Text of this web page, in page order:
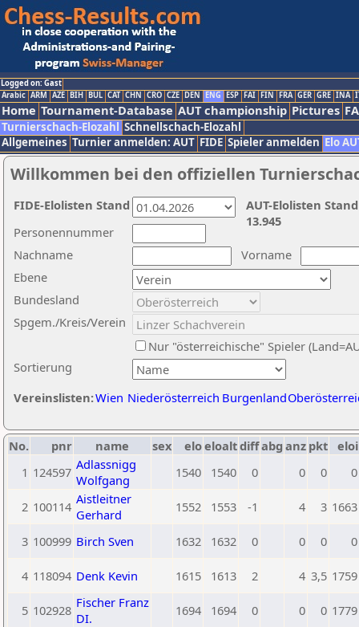
Logged on: Gast
Arabic ARM AZE BIH BUL CAT CHN CRO CZE DEN ENG ESP FAI FIN FRA GER GRE INA
Home Tournament-Database AUT championship Pictures
Turnierschach-Elozahl Schnellschach-Elozahl
Allgemeines Turnier anmelden: AUT FIDE Spieler anmelden Elo
Willkommen bei den offiziellen
Nachname
Vorname
Ebene
Sortierung
Personennummer
Bundesland
Spgem./Kreis/Verein
Nur "österreichische" Spieler
Vereinslisten:Wien Niederösterreich Burgenland
AUT-Elolisten
13.945
FIDE-Elolisten Stand
No. pnr name sex eloeloaltdiffabg anz pkt eloi
1 124597 Adlassnigg
Wolfgang
1540 1540 0 0 0 0
2 100114 Aistleitner
Gerhard
1552 1553 -1 4 3 1663
3 100999 Birch Sven 1632 1632 0 0 0 0
4 118094 Denk Kevin 1615 1613 2 4 3,5 1759
5 102928 Fischer Franz
DI.
1694 1694 0 0 0 1779